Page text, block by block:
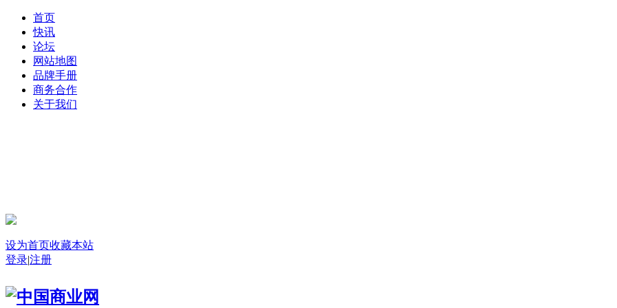
首页
快讯
论坛
网站地图
品牌手册
商务合作
关于我们
设为首页收藏本站
登录|注册